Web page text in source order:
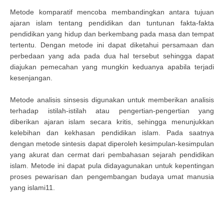
Metode komparatif mencoba membandingkan antara tujuan
ajaran islam tentang pendidikan dan tuntunan fakta-fakta
pendidikan yang hidup dan berkembang pada masa dan tempat
tertentu. Dengan metode ini dapat diketahui persamaan dan
perbedaan yang ada pada dua hal tersebut sehingga dapat
diajukan pemecahan yang mungkin keduanya apabila terjadi
kesenjangan.
Metode analisis sinsesis digunakan untuk memberikan analisis
terhadap istilah-istilah atau pengertian-pengertian yang
diberikan ajaran islam secara kritis, sehingga menunjukkan
kelebihan dan kekhasan pendidikan islam. Pada saatnya
dengan metode sintesis dapat diperoleh kesimpulan-kesimpulan
yang akurat dan cermat dari pembahasan sejarah pendidikan
islam. Metode ini dapat pula didayagunakan untuk kepentingan
proses pewarisan dan pengembangan budaya umat manusia
yang islami11.